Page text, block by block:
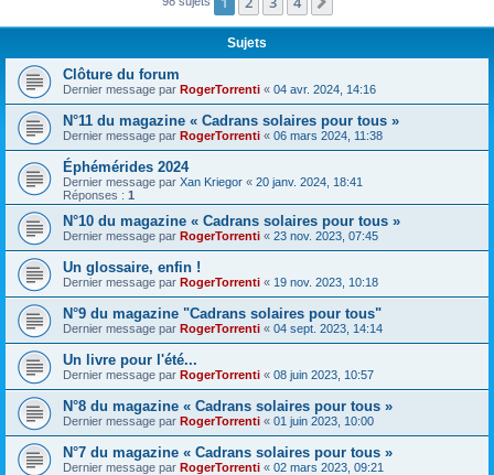
e
Sujets
Clôture du forum
Dernier message par RogerTorrenti « 04 avr. 2024, 14:16
N°11 du magazine « Cadrans solaires pour tous »
Dernier message par RogerTorrenti « 06 mars 2024, 11:38
Éphémérides 2024
Dernier message par Xan Kriegor « 20 janv. 2024, 18:41
Réponses : 1
N°10 du magazine « Cadrans solaires pour tous »
Dernier message par RogerTorrenti « 23 nov. 2023, 07:45
Un glossaire, enfin !
Dernier message par RogerTorrenti « 19 nov. 2023, 10:18
N°9 du magazine "Cadrans solaires pour tous"
Dernier message par RogerTorrenti « 04 sept. 2023, 14:14
Un livre pour l'été...
Dernier message par RogerTorrenti « 08 juin 2023, 10:57
N°8 du magazine « Cadrans solaires pour tous »
Dernier message par RogerTorrenti « 01 juin 2023, 10:00
N°7 du magazine « Cadrans solaires pour tous »
Dernier message par RogerTorrenti « 02 mars 2023, 09:21